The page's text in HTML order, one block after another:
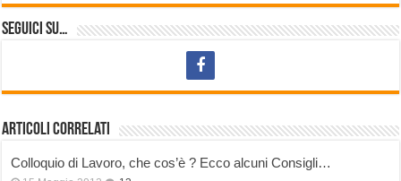
Seguici su…
Articoli correlati
Colloquio di Lavoro, che cos’è ? Ecco alcuni Consigli…